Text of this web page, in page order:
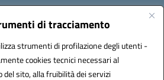
di tracciamento
strumenti di profilazione degli utenti -
cookies tecnici necessari al
sito, alla fruibilità dei servizi
Email:FGTD02000P@istruzione.it
fgtd02000p@pec.istruzione.it